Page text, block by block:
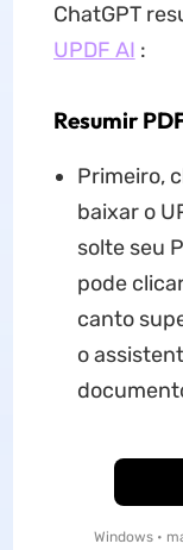
ChatGPT
UPDF AI :
Resumir
Primeiro,
baixar o
solte seu
pode
canto
o
Windows •